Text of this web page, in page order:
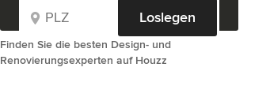
Loslegen
Finden Sie die besten Design- und
Renovierungsexperten auf Houzz